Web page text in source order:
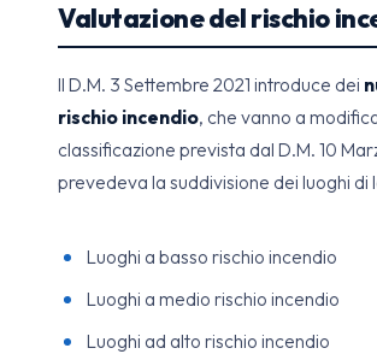
Valutazione del rischio
Il D.M. 3 Settembre 2021 introduce dei
rischio incendio, che vanno a
classificazione prevista dal D.M. 10
prevedeva la suddivisione dei luoghi di
Luoghi a basso rischio incendio
Luoghi a medio rischio incendio
Luoghi ad alto rischio incendio